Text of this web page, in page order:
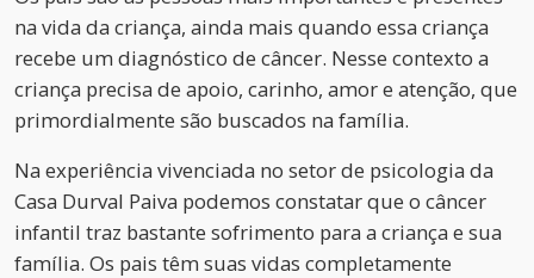
na vida da criança, ainda mais quando essa criança
recebe um diagnóstico de câncer. Nesse contexto a
criança precisa de apoio, carinho, amor e atenção, que
primordialmente são buscados na família.
Na experiência vivenciada no setor de psicologia da
Casa Durval Paiva podemos constatar que o câncer
infantil traz bastante sofrimento para a criança e sua
família. Os pais têm suas vidas completamente